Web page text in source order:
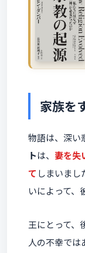
家族を
物語は、深い
トは、 妻を失
て しまいまし
いによって、
王にとって、
人の不幸では